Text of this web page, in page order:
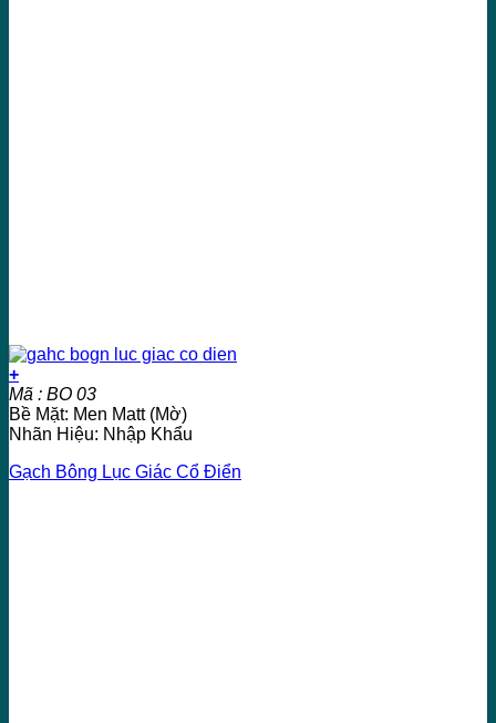
+
Mã : BO 03
Bề Mặt: Men Matt (Mờ)
Nhãn Hiệu: Nhập Khẩu
Gạch Bông Lục Giác Cổ Điển